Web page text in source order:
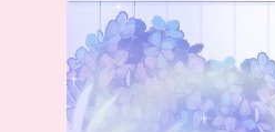
diam. Sed nisi. Nulla
quis sem at nibh
elementum imperdiet.
Duis sagittis ipsum.
Praesent mauris. Fusce
nec tellus sed augue
semper porta. Mauris
massa. Vestibulum
lacinia arcu eget